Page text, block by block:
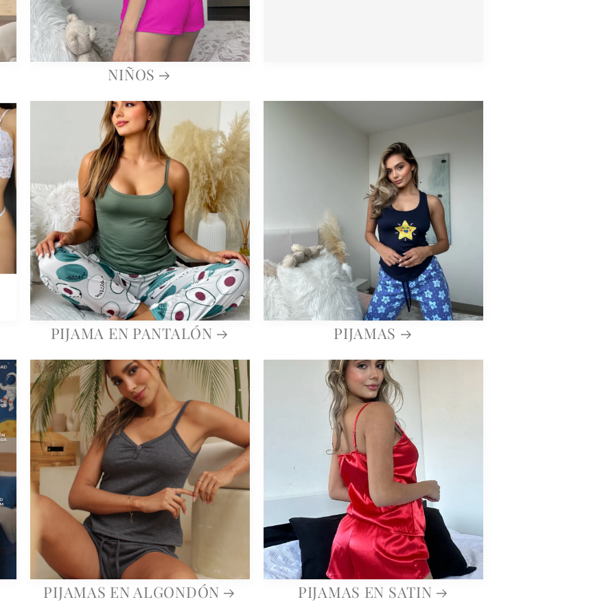
NIÑOS
PIJAMA EN PANTALÓN PIJAMAS
PIJAMAS EN ALGONDÓN PIJAMAS EN SATIN